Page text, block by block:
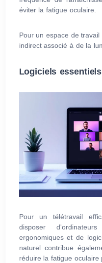
éviter la fatigue oculaire.
Pour un espace de
indirect associé à de la
Logiciels
Pour un télétravail
disposer
ergonomiques et de
naturel contribue
réduire la fatigue oculaire